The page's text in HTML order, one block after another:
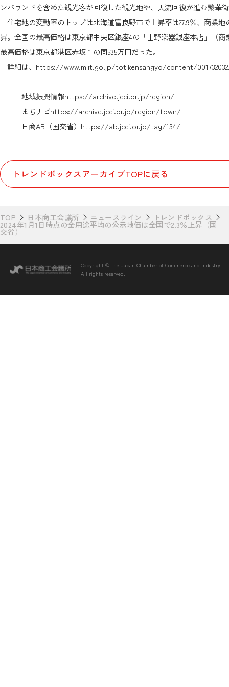
ンバウンドを含めた観光客が回復した観光地や、人流回復が進む繁華
住宅地の変動率のトップは北海道富良野市で上昇率は27.9％、商業
昇。全国の最高価格は東京都中央区銀座4の「山野楽器銀座本店」（
最高価格は東京都港区赤坂１の同535万円だった。
詳細は、 https://www.mlit.go.jp/totikensangyo/content/
地域振興情報https://archive.jcci.or.jp/region/
まちナビhttps://archive.jcci.or.jp/region/town/
日商AB（国交省） https://ab.jcci.or.jp/tag/134/
トレンドボックスアーカイブTOPに戻る
TOP 日本商工会議所 ニュースライン トレンドボックス
2024年1月1日時点の全用途平均の公示地価は全国で2.3％上昇（国
交省）
Copyright © The Japan Chamber of Commerce and Industry.
All rights reserved.